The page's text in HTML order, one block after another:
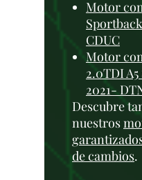
Motor
CDUC
Motor
2.0TDI
2021-
Descubre
nuestros
de cambios.